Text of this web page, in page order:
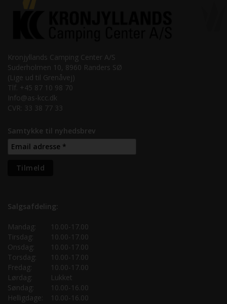
Kronjyllands Camping Center A/S
Suderholmen 10, 8960 Randers SØ
(Lige ud til Grenåvej)
Tlf. +45 87 10 98 70
Info@as-kcc.dk
CVR: 33 38 77 33
Samtykke til nyhedsbrev
Salgsafdeling:
Mandag:
10.00-17.00
Tirsdag:
10.00-17.00
Onsdag:
10.00-17.00
Torsdag:
10.00-17.00
Fredag:
10.00-17.00
Lørdag:
Lukket
Søndag:
10.00-16.00
Helligdage:
10.00-16.00